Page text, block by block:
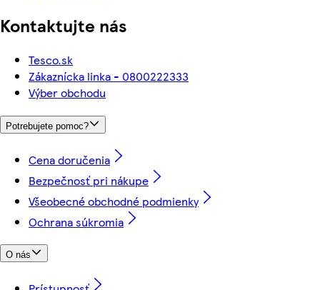
Kontaktujte nás
Tesco.sk
Zákaznícka linka - 0800222333
Výber obchodu
Potrebujete pomoc?
Cena doručenia
Bezpečnosť pri nákupe
Všeobecné obchodné podmienky
Ochrana súkromia
O nás